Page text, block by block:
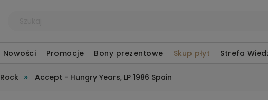
Nowości Promocje Bony prezentowe Skup płyt Strefa
Rock » Accept - Hungry Years, LP 1986 Spain